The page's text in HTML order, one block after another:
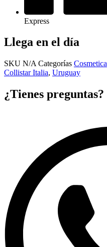
Express
Llega en el día
SKU N/A Categorías Cosmetica
Collistar Italia, Uruguay
¿Tienes preguntas?